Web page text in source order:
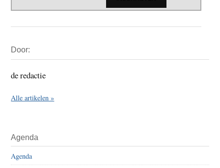
Sidebar
Door:
de redactie
Alle artikelen »
Agenda
Agenda